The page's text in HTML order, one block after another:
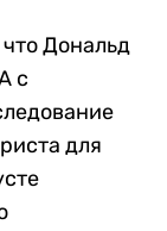
что Дональд
с
для